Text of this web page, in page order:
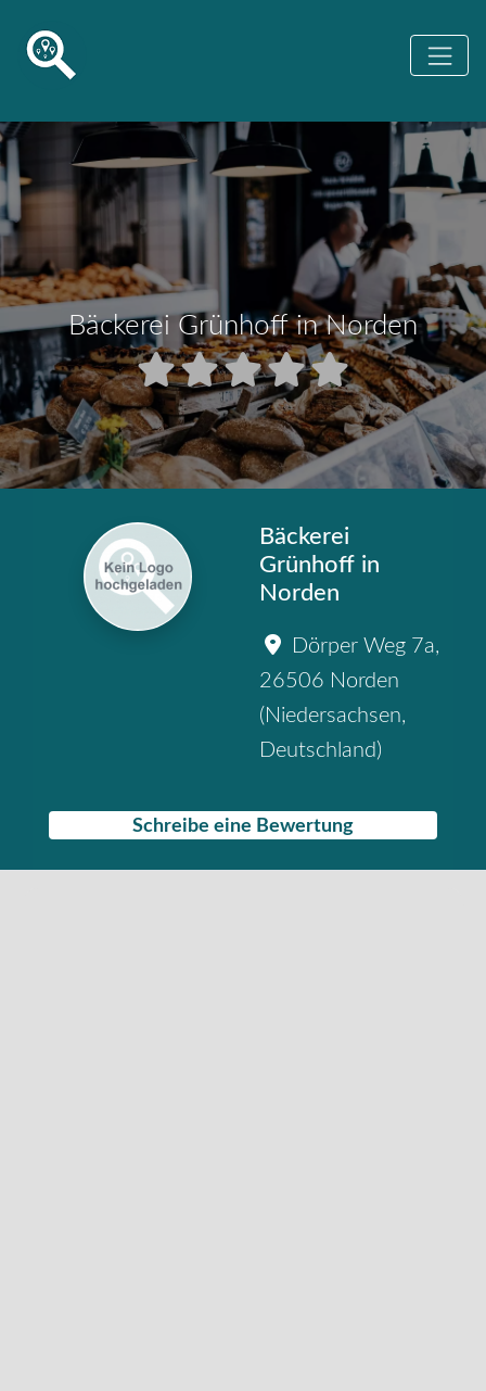
Bäckerei Grünhoff in Norden
Bäckerei
Grünhoff in
Norden
Dörper Weg 7a,
26506 Norden
( Niedersachsen,
Deutschland)
Schreibe eine Bewertung